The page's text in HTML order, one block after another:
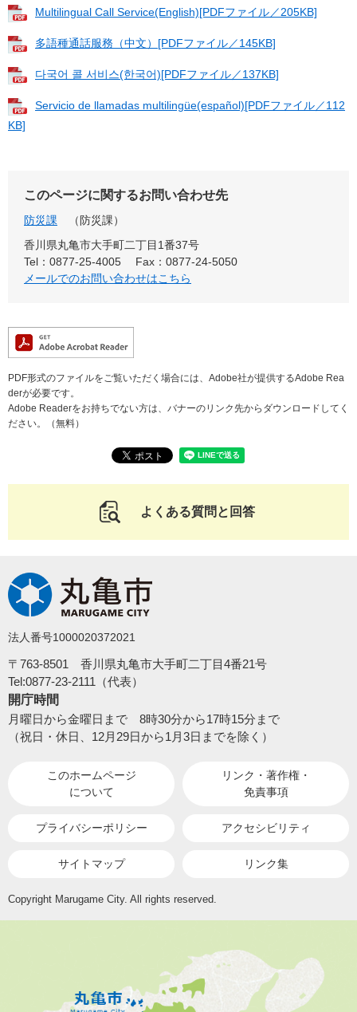
Multilingual Call Service(English)[PDFファイル／205KB]
多語種通話服務（中文）[PDFファイル／145KB]
다국어 콜 서비스(한국어)[PDFファイル／137KB]
Servicio de llamadas multilingüe(español)[PDFファイル／112
KB]
このページに関するお問い合わせ先
防災課
防災課
香川県丸亀市大手町二丁目1番37号
Tel：0877-25-4005
Fax：0877-24-5050
メールでのお問い合わせはこちら
PDF形式のファイルをご覧いただく場合には、Adobe社が提供するAdobe Rea
derが必要です。
Adobe Readerをお持ちでない方は、バナーのリンク先からダウンロードしてく
ださい。（無料）
よくある質問と回答
法人番号1000020372021
〒763-8501 香川県丸亀市大手町二丁目4番21号
Tel:0877-23-2111（代表）
開庁時間
月曜日から金曜日まで 8時30分から17時15分まで
（祝日・休日、12月29日から1月3日までを除く）
このホームページ
について
リンク・著作権・
免責事項
プライバシーポリシー アクセシビリティ
サイトマップ リンク集
Copyright Marugame City. All rights reserved.